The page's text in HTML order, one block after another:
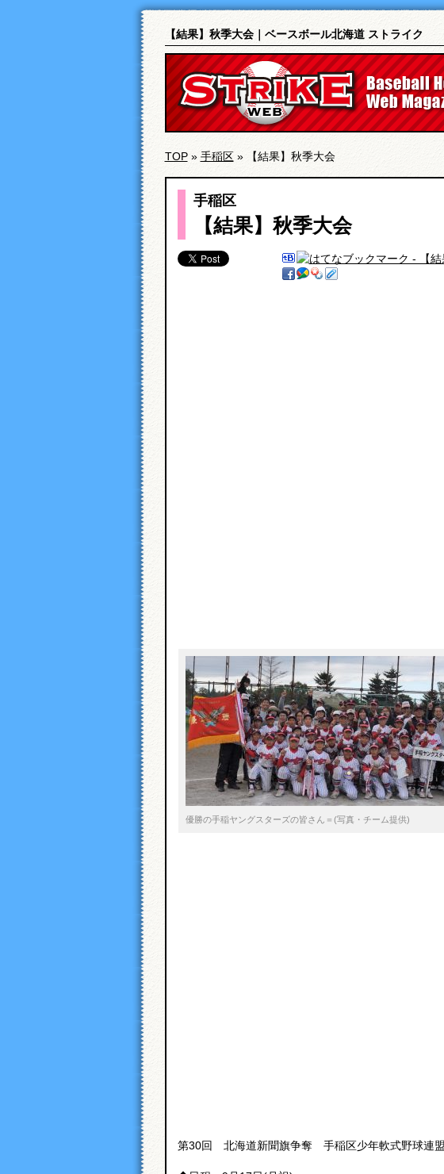
【結果】秋季大会｜ベースボール北海道 ストライク
TOP » 手稲区» 【結果】秋季大会
手稲区
【結果】秋季大会
優勝の手稲ヤングスターズの皆さん＝(写真・チーム提供)
第30回 北海道新聞旗争奪 手稲区少年軟式野球連